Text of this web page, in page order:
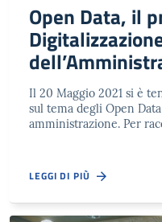
Open Data, il
Il 20 Maggio 2021 si è
sul tema degli Open
amministrazione. Per
LEGGI DI PIÙ